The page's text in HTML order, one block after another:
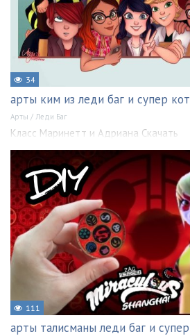
34
арты ким из леди баг и супер кот
Арты / Леди Баг
Класс Маринетт и Адриана Скачать
111
арты талисманы леди баг и супер